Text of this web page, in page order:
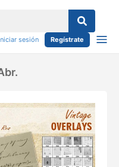
sesión Regístrate